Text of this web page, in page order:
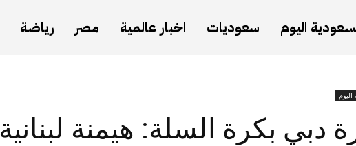
اليوم سعوديات اخبار عالمية مصر رياضة
اليوم
دبي بكرة السلة: هيمنة لبنانية